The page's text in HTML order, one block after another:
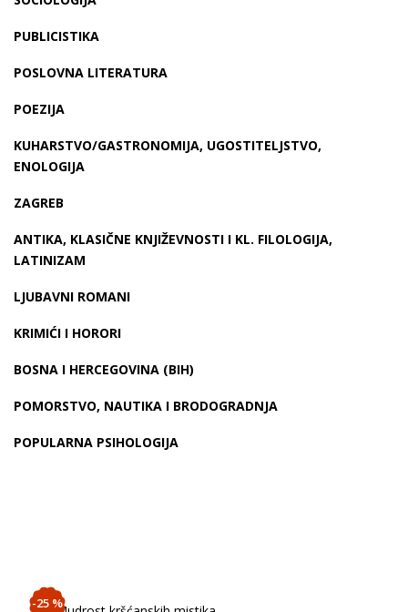
PUBLICISTIKA
POSLOVNA LITERATURA
POEZIJA
KUHARSTVO/GASTRONOMIJA, UGOSTITELJSTVO,
ENOLOGIJA
ZAGREB
ANTIKA, KLASIČNE KNJIŽEVNOSTI I KL. FILOLOGIJA,
LATINIZAM
LJUBAVNI ROMANI
KRIMIĆI I HORORI
BOSNA I HERCEGOVINA (BIH)
POMORSTVO, NAUTIKA I BRODOGRADNJA
POPULARNA PSIHOLOGIJA
-25 %